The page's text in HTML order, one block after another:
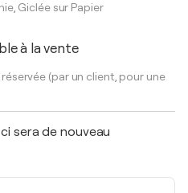
Giclée sur Papier
à la vente
(par un client, pour une
sera de nouveau